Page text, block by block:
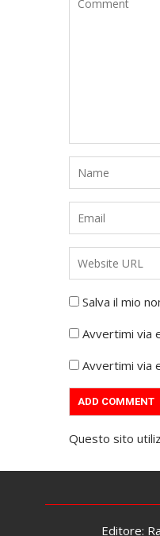
Salva il mio
Avvertimi via
Avvertimi via
Questo sito
Editore: